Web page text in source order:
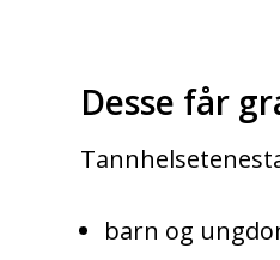
Desse får
barn og